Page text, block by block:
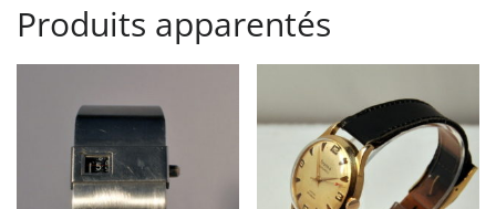
Produits apparentés